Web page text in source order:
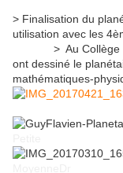
> Finalisation du
utilisation avec les
> Au Collège
ont dessiné le
mathématiques-